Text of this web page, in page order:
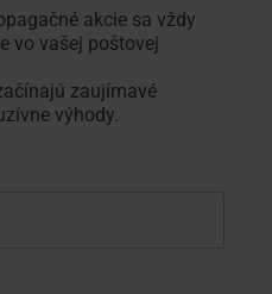
akcie sa vždy
vo vašej poštovej
zaujímavé
výhody.